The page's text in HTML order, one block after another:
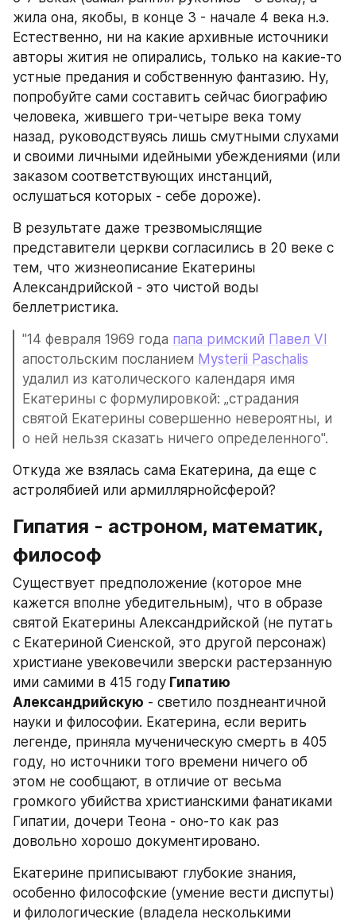
жила она, якобы, в конце 3 - начале 4 века н.э.
Естественно, ни на какие архивные источники
авторы жития не опирались, только на какие-то
устные предания и собственную фантазию. Ну,
попробуйте сами составить сейчас биографию
человека, жившего три-четыре века тому
назад, руководствуясь лишь смутными слухами
и своими личными идейными убеждениями (или
заказом соответствующих инстанций,
ослушаться которых - себе дороже).
В результате даже трезвомыслящие
представители церкви согласились в 20 веке с
тем, что жизнеописание Екатерины
Александрийской - это чистой воды
беллетристика.
"14 февраля 1969 года папа римский Павел VI
апостольским посланием Mysterii Paschalis
удалил из католического календаря имя
Екатерины с формулировкой: „страдания
святой Екатерины совершенно невероятны, и
о ней нельзя сказать ничего определенного".
Откуда же взялась сама Екатерина, да еще с
астролябией или армиллярнойсферой?
Гипатия - астроном, математик,
философ
Существует предположение (которое мне
кажется вполне убедительным), что в образе
святой Екатерины Александрийской (не путать
с Екатериной Сиенской, это другой персонаж)
христиане увековечили зверски растерзанную
ими самими в 415 году Гипатию
Александрийскую - светило позднеантичной
науки и философии. Екатерина, если верить
легенде, приняла мученическую смерть в 405
году, но источники того времени ничего об
этом не сообщают, в отличие от весьма
громкого убийства христианскими фанатиками
Гипатии, дочери Теона - оно-то как раз
довольно хорошо документировано.
Екатерине приписывают глубокие знания,
особенно философские (умение вести диспуты)
и филологические (владела несколькими